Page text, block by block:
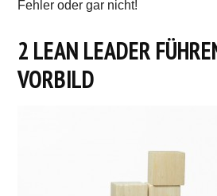
Fehler oder gar nicht!
2 LEAN LEADER
VORBILD